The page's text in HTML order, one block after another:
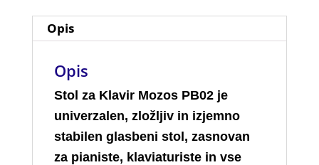
Opis
Opis
Stol za Klavir Mozos PB02 je
univerzalen, zložljiv in izjemno
stabilen glasbeni stol, zasnovan
za pianiste, klaviaturiste in vse